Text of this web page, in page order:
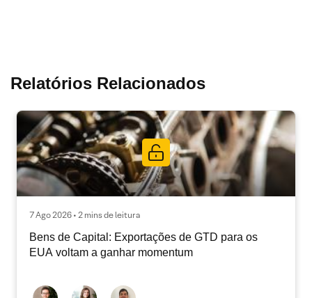
Relatórios Relacionados
7 Ago 2026 • 2 mins de leitura
Bens de Capital: Exportações de GTD para os
EUA voltam a ganhar momentum